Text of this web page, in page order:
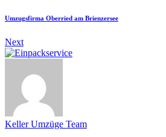
Umzugsfirma Oberried am Brienzersee
Next
Keller Umzüge Team